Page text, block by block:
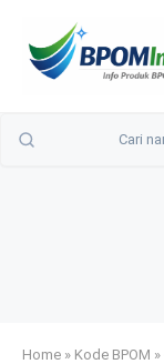
Home » Kode BPOM »